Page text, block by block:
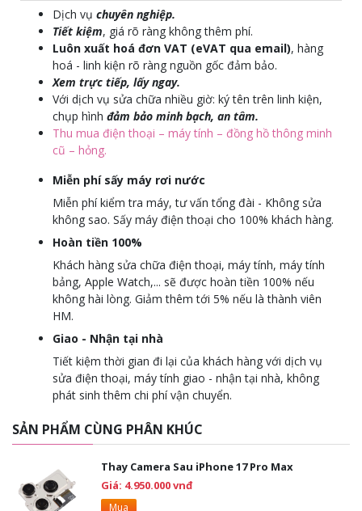
Dịch vụ chuyên nghiệp.
Tiết kiệm, giá rõ ràng không thêm phí.
Luôn xuất hoá đơn VAT (eVAT qua email), hàng
hoá - linh kiện rõ ràng nguồn gốc đảm bảo.
Xem trực tiếp, lấy ngay.
Với dịch vụ sửa chữa nhiều giờ: ký tên trên linh kiện,
chụp hình đảm bảo minh bạch, an tâm.
Thu mua điện thoại – máy tính – đồng hồ thông minh
cũ – hỏng.
Miễn phí sấy máy rơi nước
Miễn phí kiểm tra máy, tư vấn tổng đài - Không sửa
không sao. Sấy máy điện thoại cho 100% khách hàng.
Hoàn tiền 100%
Khách hàng sửa chữa điện thoại, máy tính, máy tính
bảng, Apple Watch,... sẽ được hoàn tiền 100% nếu
không hài lòng. Giảm thêm tới 5% nếu là thành viên
HM.
Giao - Nhận tại nhà
Tiết kiệm thời gian đi lại của khách hàng với dịch vụ
sửa điện thoại, máy tính giao - nhận tại nhà, không
phát sinh thêm chi phí vận chuyển.
SẢN PHẨM CÙNG PHÂN KHÚC
Thay Camera Sau iPhone 17 Pro Max
Giá: 4.950.000 vnđ
Mua